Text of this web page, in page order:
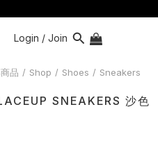
Login / Join
品 / Shop / Shoes / Sneakers
SNEAKERS 沙色